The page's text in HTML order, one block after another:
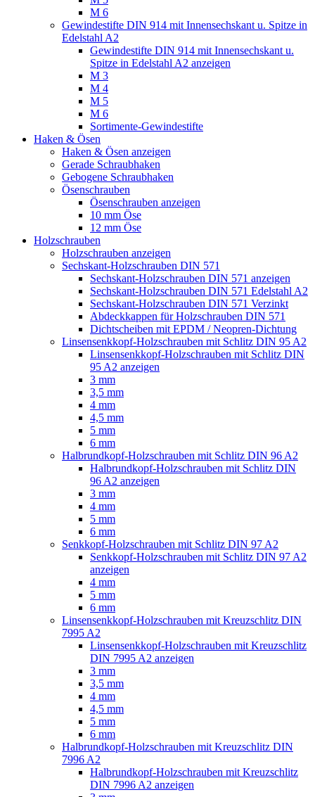
M 6
Gewindestifte DIN 914 mit Innensechskant u. Spitze in
Edelstahl A2
Gewindestifte DIN 914 mit Innensechskant u.
Spitze in Edelstahl A2 anzeigen
M 3
M 4
M 5
M 6
Sortimente-Gewindestifte
Haken & Ösen
Haken & Ösen anzeigen
Gerade Schraubhaken
Gebogene Schraubhaken
Ösenschrauben
Ösenschrauben anzeigen
10 mm Öse
12 mm Öse
Holzschrauben
Holzschrauben anzeigen
Sechskant-Holzschrauben DIN 571
Sechskant-Holzschrauben DIN 571 anzeigen
Sechskant-Holzschrauben DIN 571 Edelstahl A2
Sechskant-Holzschrauben DIN 571 Verzinkt
Abdeckkappen für Holzschrauben DIN 571
Dichtscheiben mit EPDM / Neopren-Dichtung
Linsensenkkopf-Holzschrauben mit Schlitz DIN 95 A2
Linsensenkkopf-Holzschrauben mit Schlitz DIN
95 A2 anzeigen
3 mm
3,5 mm
4 mm
4,5 mm
5 mm
6 mm
Halbrundkopf-Holzschrauben mit Schlitz DIN 96 A2
Halbrundkopf-Holzschrauben mit Schlitz DIN
96 A2 anzeigen
3 mm
4 mm
5 mm
6 mm
Senkkopf-Holzschrauben mit Schlitz DIN 97 A2
Senkkopf-Holzschrauben mit Schlitz DIN 97 A2
anzeigen
4 mm
5 mm
6 mm
Linsensenkkopf-Holzschrauben mit Kreuzschlitz DIN
7995 A2
Linsensenkkopf-Holzschrauben mit Kreuzschlitz
DIN 7995 A2 anzeigen
3 mm
3,5 mm
4 mm
4,5 mm
5 mm
6 mm
Halbrundkopf-Holzschrauben mit Kreuzschlitz DIN
7996 A2
Halbrundkopf-Holzschrauben mit Kreuzschlitz
DIN 7996 A2 anzeigen